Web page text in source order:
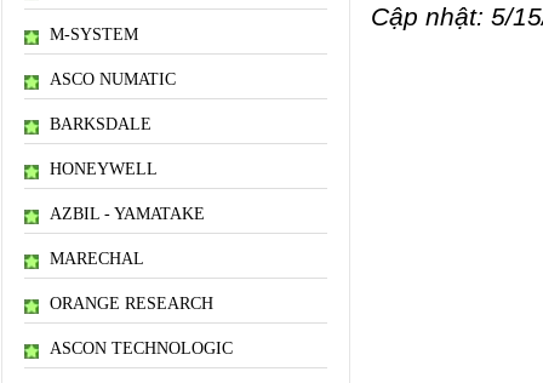
M-SYSTEM
ASCO NUMATIC
BARKSDALE
HONEYWELL
AZBIL - YAMATAKE
MARECHAL
ORANGE RESEARCH
ASCON TECHNOLOGIC
Cập nhật: 5/